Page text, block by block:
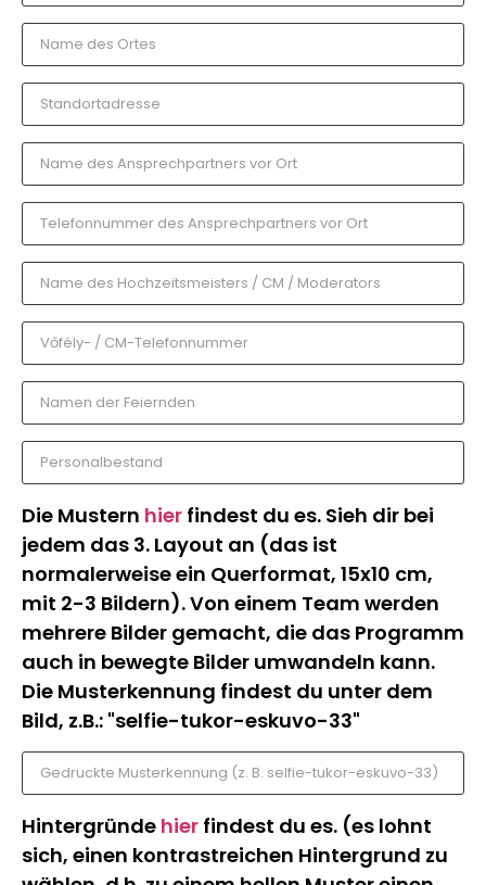
Die Mustern hier findest du es. Sieh dir bei
jedem das 3. Layout an (das ist
normalerweise ein Querformat, 15x10 cm,
mit 2-3 Bildern). Von einem Team werden
mehrere Bilder gemacht, die das Programm
auch in bewegte Bilder umwandeln kann.
Die Musterkennung findest du unter dem
Bild, z.B.: "selfie-tukor-eskuvo-33"
Hintergründe hier findest du es. (es lohnt
sich, einen kontrastreichen Hintergrund zu